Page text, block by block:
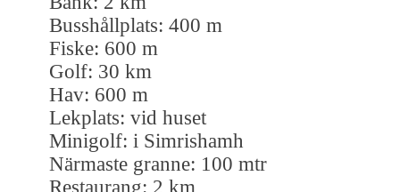
Busshållplats: 400 m
Fiske: 600 m
Golf: 30 km
Hav: 600 m
Lekplats: vid huset
Minigolf: i Simrishamh
Närmaste granne: 100 mtr
Restaurang: 2 km